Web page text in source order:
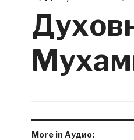
More in Аудио: